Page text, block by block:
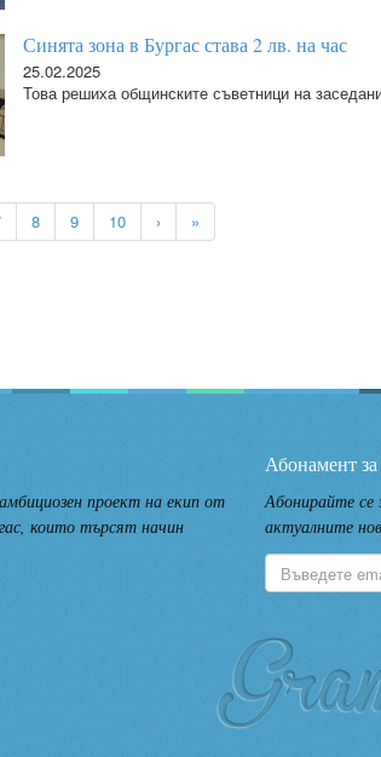
Синята зона в Бургас става 2 лв. на час
25.02.2025
Това решиха общинските съветници на
8 9 10 › »
проект на екип от
които търсят начин
Абонамент
Абонирайте
актуалните